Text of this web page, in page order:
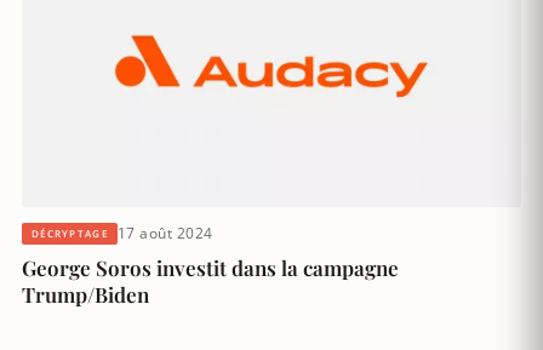
DÉCRYPTAGE 17 août 2024
George Soros investit dans la campagne
Trump/Biden